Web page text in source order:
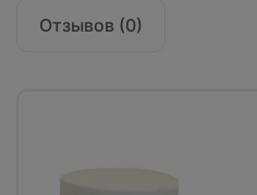
Отзывов (0)